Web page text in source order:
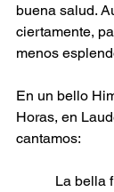
buena salud.
ciertamente,
menos
En un bello
Horas, en
cantamos:
La bella